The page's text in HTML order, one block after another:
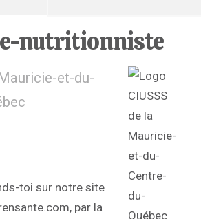
nutritionniste
et-du-
toi sur notre site
par la